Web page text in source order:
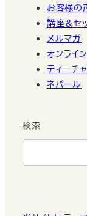
お客様の
講座＆セ
メルマガ
オンライ
ティーチ
ネパール
検索